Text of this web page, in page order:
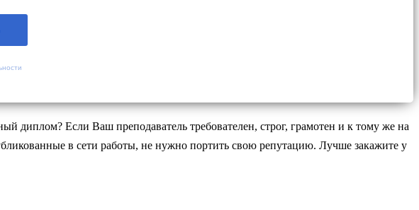
диплом? Если Ваш преподаватель требователен, строг, грамотен и к тому же на
в сети работы, не нужно портить свою репутацию. Лучше закажите у